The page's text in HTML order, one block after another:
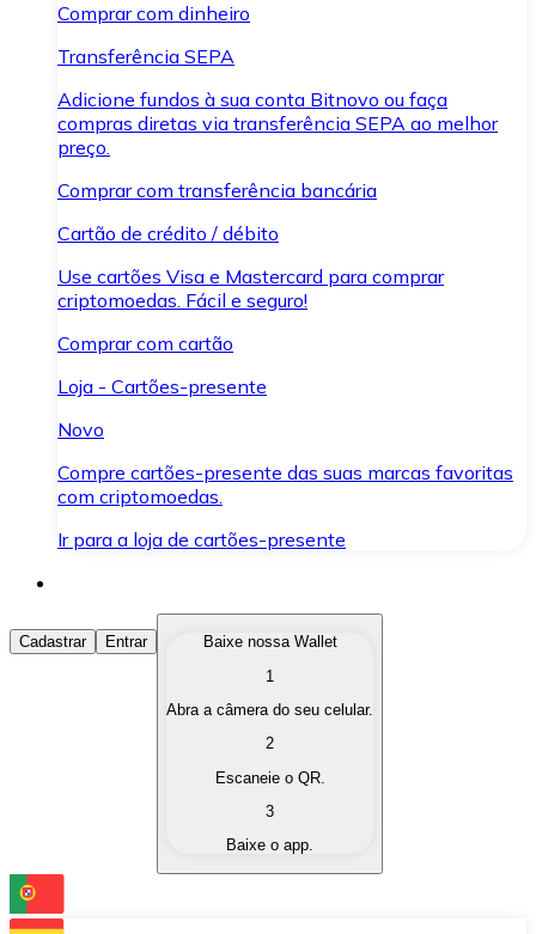
Comprar com dinheiro
Transferência SEPA
Adicione fundos à sua conta Bitnovo ou faça
compras diretas via transferência SEPA ao melhor
preço.
Comprar com transferência bancária
Cartão de crédito / débito
Use cartões Visa e Mastercard para comprar
criptomoedas. Fácil e seguro!
Comprar com cartão
Loja - Cartões-presente
Novo
Compre cartões-presente das suas marcas favoritas
com criptomoedas.
Ir para a loja de cartões-presente
Comprar Criptomoedas
Compre as criptomoedas de seu interesse de forma
Converta suas criptomoedas em moeda fiduciária
Troque uma criptomoeda por outra
Cadastrar Entrar
Baixe nossa Wallet
1
Abra a câmera do seu celular.
2
Escaneie o QR.
3
Baixe o app.